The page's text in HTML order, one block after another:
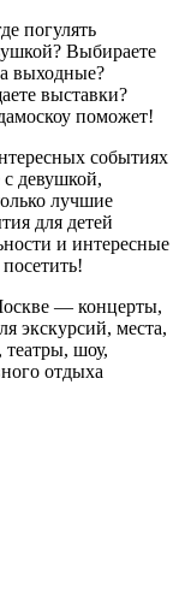
погулять
Выбираете
выходные?
выставки?
поможет!
событиях
девушкой,
лучшие
для детей
и интересные
— концерты,
экскурсий, места,
театры, шоу,
отдыха